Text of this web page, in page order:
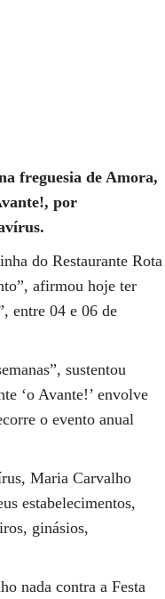
freguesia de Amora,
por
do Restaurante Rota
afirmou hoje ter
entre 04 e 06 de
sustentou
‘o Avante!’ envolve
o evento anual
Maria Carvalho
estabelecimentos,
ginásios,
nada contra a Festa